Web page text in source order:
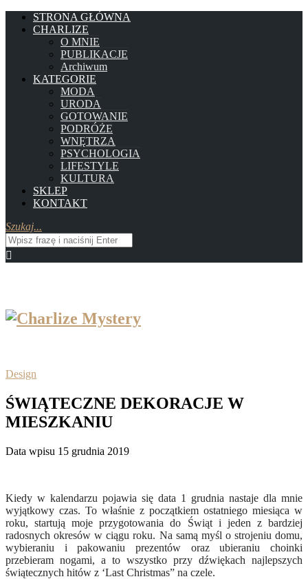
STRONA GŁÓWNA
CHARLIZE
O MNIE
PUBLIKACJE
Archiwum
KATEGORIE
MODA
URODA
GOTOWANIE
PODRÓŻE
WNĘTRZA
PSYCHOLOGIA
LIFESTYLE
KULTURA
SKLEP
KONTAKT
Szukaj...
Design
ŚWIĄTECZNE DEKORACJE W
MIESZKANIU
Data wpisu 15 grudnia 2019
Kiedy w kalendarzu pojawia się data 1 grudnia nastaje dla mnie
wyjątkowy czas. To właśnie z początkiem ostatniego miesiąca w
roku, startują moje przygotowania do Świąt i jeden z bardziej
radosnych okresów w ciągu roku. Na samą myśl o strojeniu domu,
wybieraniu i pakowaniu prezentów oraz ubieraniu choinki
przebieram nogami, a to wszystko przy dźwiękach najlepszych
świątecznych hitów z ‘Last Christmas” na czele.